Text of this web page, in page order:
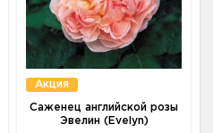
Акция
Саженец английской розы
Эвелин (Evelyn)